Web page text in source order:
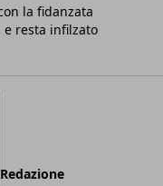
la fidanzata
e resta infilzato
Redazione